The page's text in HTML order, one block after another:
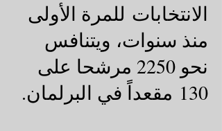
الانتخابات للمرة الأولى
منذ سنوات، ويتنافس
نحو 2250 مرشحا على
130 مقعداً في البرلمان.